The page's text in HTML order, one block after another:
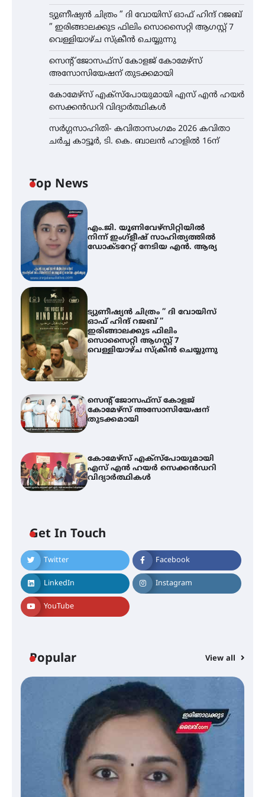
ട്യുണീഷ്യൻ ചിത്രം ” ദി വോയിസ് ഓഫ് ഹിന്ദ് റജബ്
” ഇരിങ്ങാലക്കുട ഫിലിം സൊസൈറ്റി ആഗസ്റ്റ് 7
വെള്ളിയാഴ്ച സ്‌ക്രീൻ ചെയ്യുന്നു
സെന്റ് ജോസഫ്സ് കോളജ് കോമേഴ്‌സ്
അസോസിയേഷന് തുടക്കമായി
കോമേഴ്സ് എക്സ്പോയുമായി എസ് എൻ ഹയർ
സെക്കൻഡറി വിദ്യാർത്ഥികൾ
സർഗ്ഗസാഹിതി- കവിതാസംഗമം 2026 കവിതാ
ചർച്ച കാട്ടൂർ, ടി. കെ. ബാലൻ ഹാളിൽ 16ന്
Top News
എം.ജി. യൂണിവേഴ്‌സിറ്റിയിൽ
നിന്ന് ഇംഗ്ളീഷ് സാഹിത്യത്തിൽ
ഡോക്ടറേറ്റ് നേടിയ എൻ. ആര്യ
ട്യുണീഷ്യൻ ചിത്രം ” ദി വോയിസ്
ഓഫ് ഹിന്ദ് റജബ് ”
ഇരിങ്ങാലക്കുട ഫിലിം
സൊസൈറ്റി ആഗസ്റ്റ് 7
വെള്ളിയാഴ്ച സ്‌ക്രീൻ ചെയ്യുന്നു
സെന്റ് ജോസഫ്സ് കോളജ്
കോമേഴ്‌സ് അസോസിയേഷന്
തുടക്കമായി
കോമേഴ്സ് എക്സ്പോയുമായി
എസ് എൻ ഹയർ സെക്കൻഡറി
വിദ്യാർത്ഥികൾ
Get In Touch
Twitter Facebook
LinkedIn Instagram
YouTube
Popular View all
ഫിലിം സൊസൈറ്റി ആഗസ്റ്റ് 7
സെന്റ് ജോസഫ്സ് കോളജ്
കോമേഴ്‌സ് അസോസിയേഷന്
തുടക്കമായി
കോമേഴ്സ് എക്സ്പോയുമായി
എസ് എൻ ഹയർ സെക്കൻഡറി